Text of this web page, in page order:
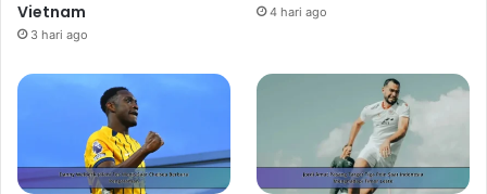
Vietnam
3 hari ago
4 hari ago